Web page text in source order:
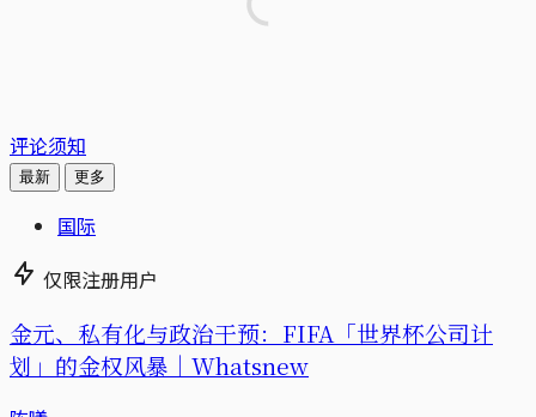
评论须知
最新 更多
国际
仅限注册用户
金元、私有化与政治干预：FIFA「世界杯公司计
划」的金权风暴｜Whatsnew